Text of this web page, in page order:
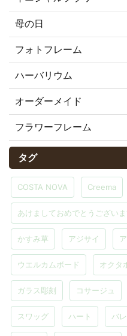
母の日
フォトフレーム
ハーバリウム
オーダーメイド
フラワーフレーム
タグ
COSTA NOVA Creema
あけましておめでとうござい
かすみ草 アジサイ
ウエルカムボード オクタ
ガラス彫刻 コサージュ
スワッグ ハート バ